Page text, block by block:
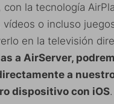
con la tecnología
o incluso
en la televisión
a AirServer,
a
dispositivo con iOS.